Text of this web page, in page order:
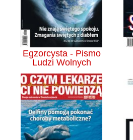
Egzorcysta - Pismo
Ludzi Wolnych